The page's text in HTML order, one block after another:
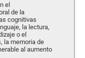
el
de la
cognitivas
la lectura,
o el
la memoria de
al aumento